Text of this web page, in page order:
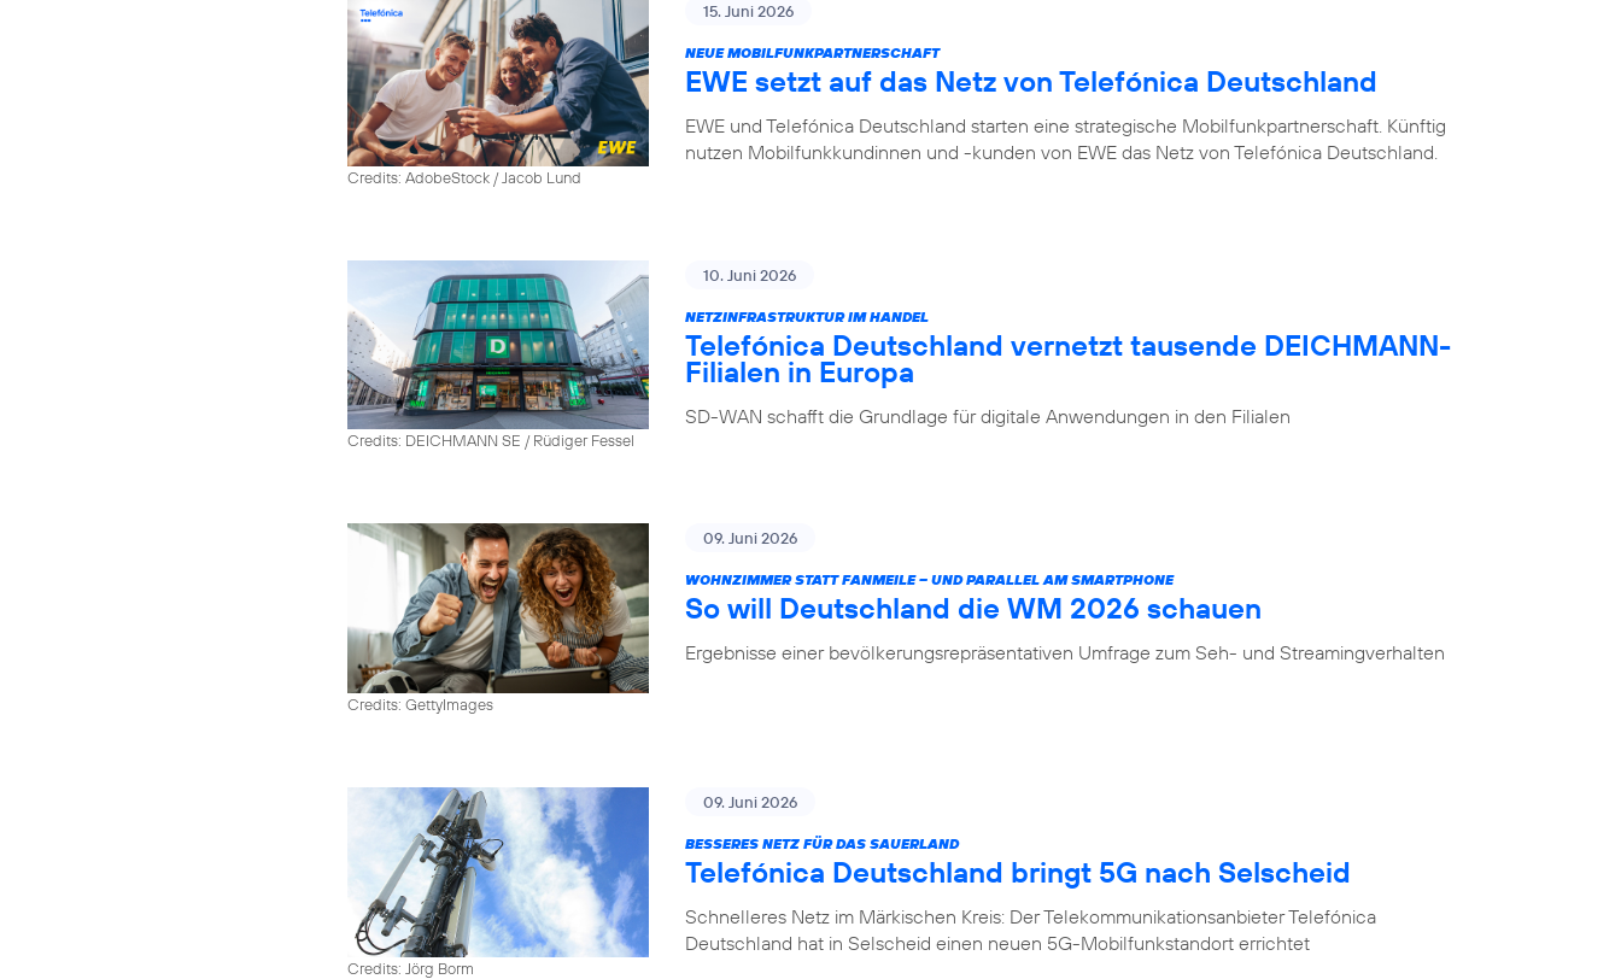
Credits: AdobeStock / Jacob Lund
15. Juni 2026
NEUE MOBILFUNKPARTNERSCHAFT
EWE setzt auf das Netz von Telefónica Deutschland
EWE und Telefónica Deutschland starten eine strategische Mobilfunkpartnerschaft. Künftig
nutzen Mobilfunkkundinnen und -kunden von EWE das Netz von Telefónica Deutschland.
Credits: DEICHMANN SE / Rüdiger Fessel
10. Juni 2026
NETZINFRASTRUKTUR IM HANDEL
Telefónica Deutschland vernetzt tausende DEICHMANN-
Filialen in Europa
SD-WAN schafft die Grundlage für digitale Anwendungen in den Filialen
Credits: GettyImages
09. Juni 2026
WOHNZIMMER STATT FANMEILE – UND PARALLEL AM SMARTPHONE
So will Deutschland die WM 2026 schauen
Ergebnisse einer bevölkerungsrepräsentativen Umfrage zum Seh- und Streamingverhalten
Credits: Jörg Borm
09. Juni 2026
BESSERES NETZ FÜR DAS SAUERLAND
Telefónica Deutschland bringt 5G nach Selscheid
Schnelleres Netz im Märkischen Kreis: Der Telekommunikationsanbieter Telefónica
Deutschland hat in Selscheid einen neuen 5G-Mobilfunkstandort errichtet